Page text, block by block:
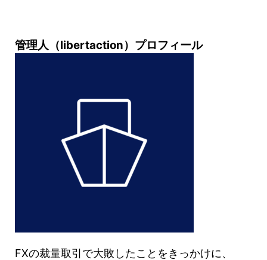
管理人（libertaction）プロフィール
FXの裁量取引で大敗したことをきっかけに、